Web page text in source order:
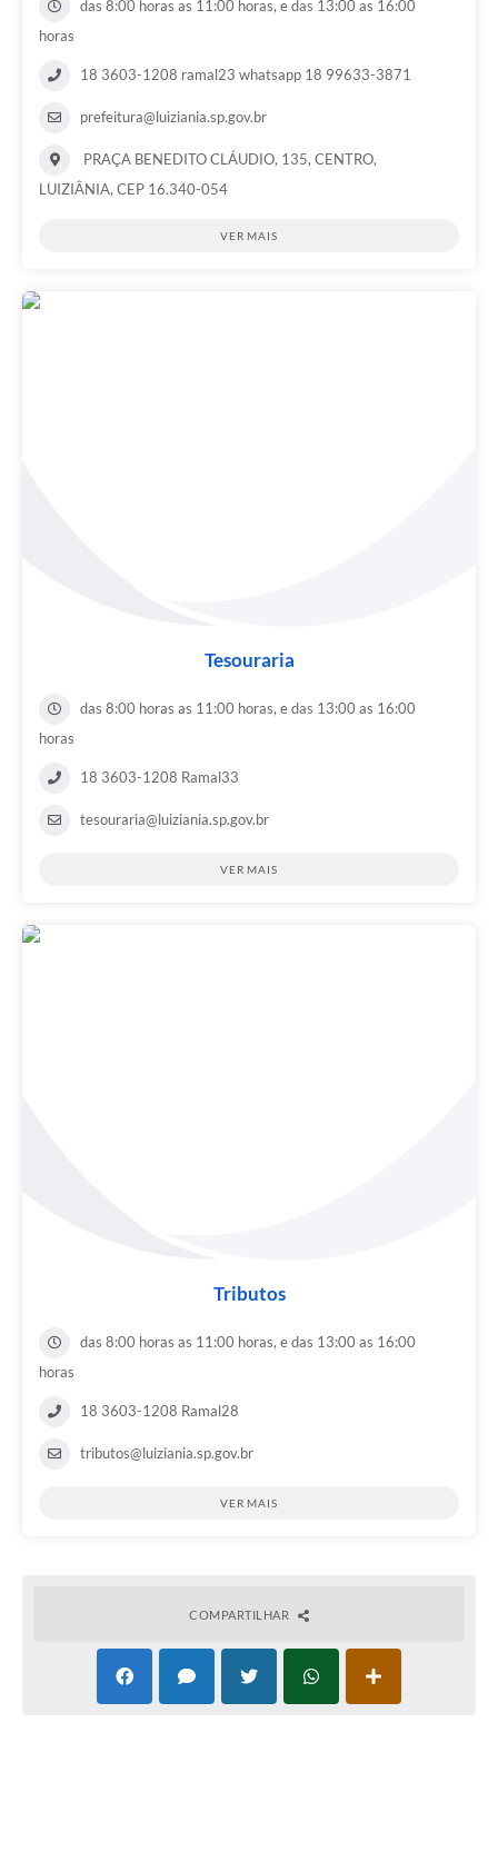
das 8:00 horas as 11:00 horas, e das 13:00 as 16:00
horas
18 3603-1208 ramal23 whatsapp 18 99633-3871
prefeitura@luiziania.sp.gov.br
PRAÇA BENEDITO CLÁUDIO, 135, CENTRO,
LUIZIÂNIA, CEP 16.340-054
VER MAIS
Tesouraria
das 8:00 horas as 11:00 horas, e das 13:00 as 16:00
horas
18 3603-1208 Ramal33
tesouraria@luiziania.sp.gov.br
VER MAIS
Tributos
das 8:00 horas as 11:00 horas, e das 13:00 as 16:00
horas
18 3603-1208 Ramal28
tributos@luiziania.sp.gov.br
VER MAIS
COMPARTILHAR